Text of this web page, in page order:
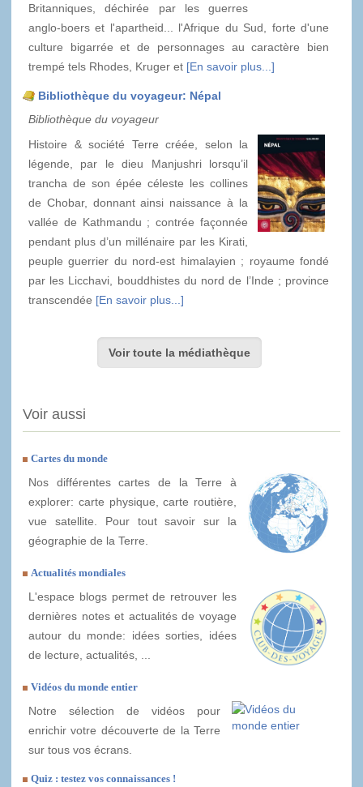
Britanniques, déchirée par les guerres
anglo-boers et l'apartheid... l'Afrique du Sud, forte d'une
culture bigarrée et de personnages au caractère bien
trempé tels Rhodes, Kruger et [En savoir plus...]
Bibliothèque du voyageur: Népal
Bibliothèque du voyageur
Histoire & société Terre créée, selon la
légende, par le dieu Manjushri lorsqu’il
trancha de son épée céleste les collines
de Chobar, donnant ainsi naissance à la
vallée de Kathmandu ; contrée façonnée
pendant plus d’un millénaire par les Kirati,
peuple guerrier du nord-est himalayien ; royaume fondé
par les Licchavi, bouddhistes du nord de l’Inde ; province
transcendée [En savoir plus...]
Voir toute la médiathèque
Voir aussi
Cartes du monde
Nos différentes cartes de la Terre à
explorer: carte physique, carte routière,
vue satellite. Pour tout savoir sur la
géographie de la Terre.
Actualités mondiales
L'espace blogs permet de retrouver les
dernières notes et actualités de voyage
autour du monde: idées sorties, idées
de lecture, actualités, ...
Vidéos du monde entier
Notre sélection de vidéos pour
enrichir votre découverte de la Terre
sur tous vos écrans.
Quiz : testez vos connaissances !